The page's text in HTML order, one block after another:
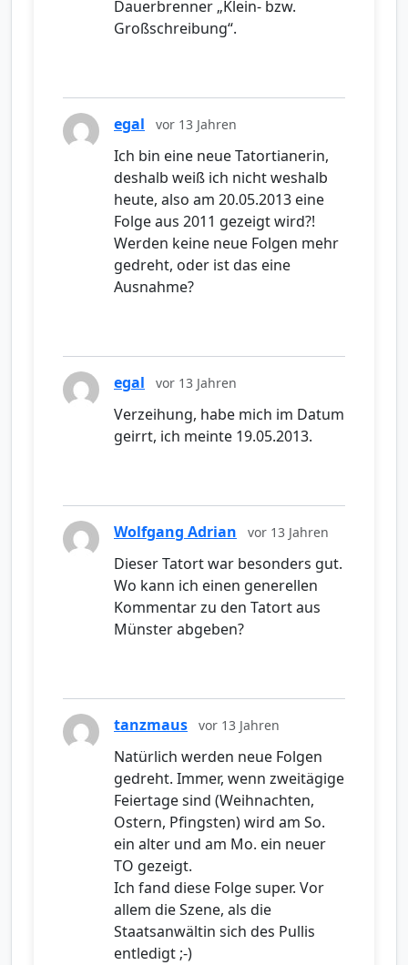
Dauerbrenner „Klein- bzw.
Großschreibung“.
egal vor 13 Jahren
Ich bin eine neue Tatortianerin,
deshalb weiß ich nicht weshalb
heute, also am 20.05.2013 eine
Folge aus 2011 gezeigt wird?!
Werden keine neue Folgen mehr
gedreht, oder ist das eine
Ausnahme?
egal vor 13 Jahren
Verzeihung, habe mich im Datum
geirrt, ich meinte 19.05.2013.
Wolfgang Adrian vor 13 Jahren
Dieser Tatort war besonders gut.
Wo kann ich einen generellen
Kommentar zu den Tatort aus
Münster abgeben?
tanzmaus vor 13 Jahren
Natürlich werden neue Folgen
gedreht. Immer, wenn zweitägige
Feiertage sind (Weihnachten,
Ostern, Pfingsten) wird am So.
ein alter und am Mo. ein neuer
TO gezeigt.
Ich fand diese Folge super. Vor
allem die Szene, als die
Staatsanwältin sich des Pullis
entledigt ;-)